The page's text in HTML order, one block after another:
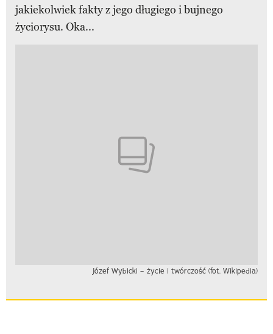
jakiekolwiek fakty z jego długiego i bujnego
życiorysu. Oka...
Józef Wybicki – życie i twórczość (fot. Wikipedia)